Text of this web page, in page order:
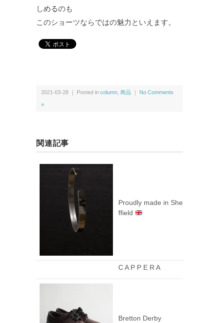
しめるのも
このショーツならではの魅力といえます。
2021-03-28 ｜ Posted in column 商品 No Comments
»
関連記事
Proudly made in She
ffield
C A P P E R A
Bretton Derby